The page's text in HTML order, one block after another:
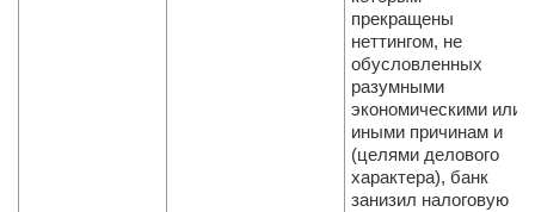
прекращены
неттингом, не
обусловленных
разумными
экономическими или
иными причинам и
(целями делового
характера), банк
занизил налоговую